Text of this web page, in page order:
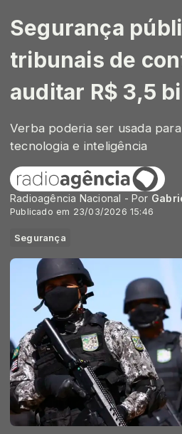
Segurança
tribunais de
auditar R$ 3,5
Verba poderia ser usada
tecnologia e inteligência
Radioagência Nacional - Por
Publicado em 23/03/2026 15:46
Segurança